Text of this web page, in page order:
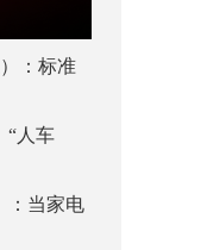
：标准
“人车
：当家电